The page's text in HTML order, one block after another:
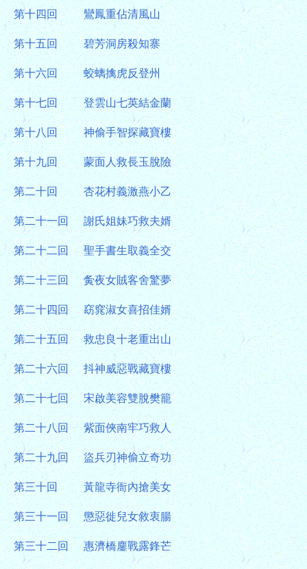
第十四回 鸞鳳重佔清風山
第十五回 碧芳洞房殺知寨
第十六回 蛟螭擒虎反登州
第十七回 登雲山七英結金蘭
第十八回 神偷手智探藏寶樓
第十九回 蒙面人救長玉脫險
第二十回 杏花村義激燕小乙
第二十一回 謝氏姐妹巧救夫婿
第二十二回 聖手書生取義全交
第二十三回 夤夜女賊客舍驚夢
第二十四回 窈窕淑女喜招佳婿
第二十五回 救忠良十老重出山
第二十六回 抖神威惡戰藏寶樓
第二十七回 宋啟美容雙脫樊籠
第二十八回 紫面俠南牢巧救人
第二十九回 盜兵刃神偷立奇功
第三十回 黃龍寺衙內搶美女
第三十一回 懲惡徙兒女敘衷腸
第三十二回 惠濟橋鏖戰露鋒芒